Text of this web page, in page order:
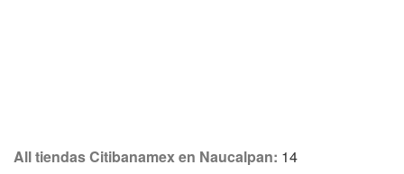
All tiendas Citibanamex en Naucalpan: 14